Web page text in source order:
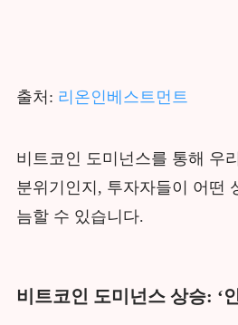
출처: 리온인베스트먼트
비트코인 도미넌스를 통해 우
분위기인지, 투자자들이 어떤
늠할 수 있습니다.
비트코인 도미넌스 상승: ‘